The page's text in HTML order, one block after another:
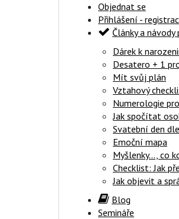
Objednat se
Přihlášení -
Články a
Dárek k
Desatero + 1
Mít svůj plán
Vztahový
Numerologie
Jak spočítat
Svatební den
Emoční mapa
Myšlenky..., co
Checklist: Jak
Jak objevit a
Blog
Semináře